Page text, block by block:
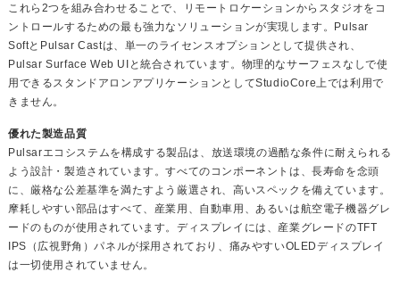
これら2つを組み合わせることで、リモートロケーションからスタジオをコ
ントロールするための最も強力なソリューションが実現します。Pulsar
SoftとPulsar Castは、単一のライセンスオプションとして提供され、
Pulsar Surface Web UIと統合されています。物理的なサーフェスなしで使
用できるスタンドアロンアプリケーションとしてStudioCore上では利用で
きません。
優れた製造品質
Pulsarエコシステムを構成する製品は、放送環境の過酷な条件に耐えられる
よう設​​計・製造されています。すべてのコンポーネントは、長寿命を念頭
に、厳格な公差基準を満たすよう厳選され、高いスペックを備えています。
摩耗しやすい部品はすべて、産業用、自動車用、あるいは航空電子機器グレ
ードのものが使用されています。ディスプレイには、産業グレードのTFT
IPS（広視野角）パネルが採用されており、痛みやすいOLEDディスプレイ
は一切使用されていません。